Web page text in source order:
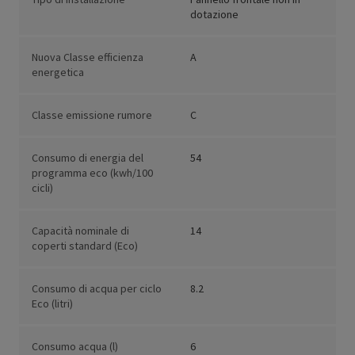
dotazione
Nuova Classe efficienza
energetica
A
Classe emissione rumore C
Consumo di energia del
programma eco (kwh/100
cicli)
54
Capacità nominale di
coperti standard (Eco)
14
Consumo di acqua per ciclo
Eco (litri)
8.2
Consumo acqua (l) 6